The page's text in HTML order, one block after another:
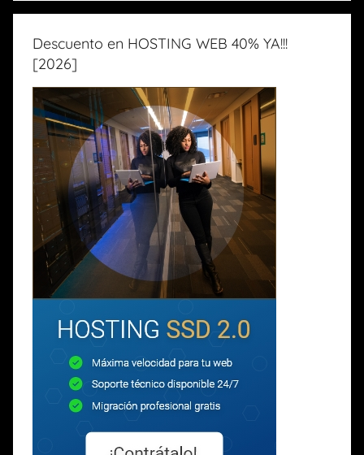
Descuento en HOSTING WEB 40% YA!!!
[2026]